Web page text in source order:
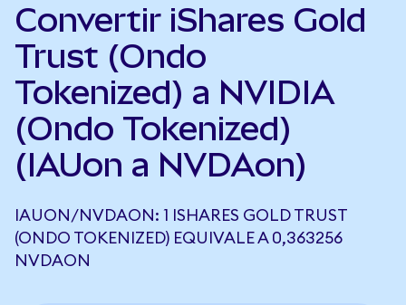
Convertir iShares Gold
Trust (Ondo
Tokenized) a NVIDIA
(Ondo Tokenized)
(IAUon a NVDAon)
IAUON/NVDAON: 1 ISHARES GOLD TRUST
(ONDO TOKENIZED) EQUIVALE A 0,363256
NVDAON